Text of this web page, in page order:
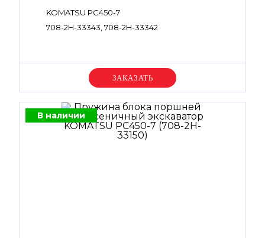
KOMATSU PC450-7
708-2H-33343, 708-2H-33342
Уточняйте цену
В наличии